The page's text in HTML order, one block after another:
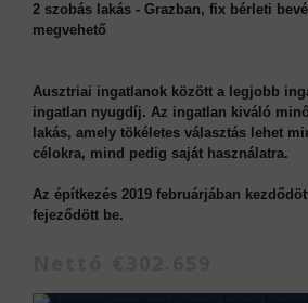
2 szobás lakás - Grazban, fix bérleti
megvehető
Ausztriai ingatlanok között a legjobb
ingatlan nyugdíj. Az ingatlan kiváló
lakás, amely tökéletes választás lehet
célokra, mind pedig saját használatra.
Az építkezés 2019 februárjában
fejeződött be.